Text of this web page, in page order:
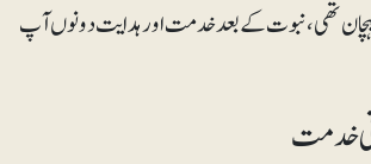
تھی، نبوت کے بعد خدمت اور ہدایت دونوں آپ
خدمت